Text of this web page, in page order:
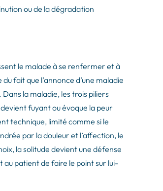
ou de la dégradation
le malade à se renfermer et à
fait que l’annonce d’une maladie
la maladie, les trois piliers
fuyant ou évoque la peur
technique, limité comme si le
par la douleur et l’affection, le
la solitude devient une défense
patient de faire le point sur lui-